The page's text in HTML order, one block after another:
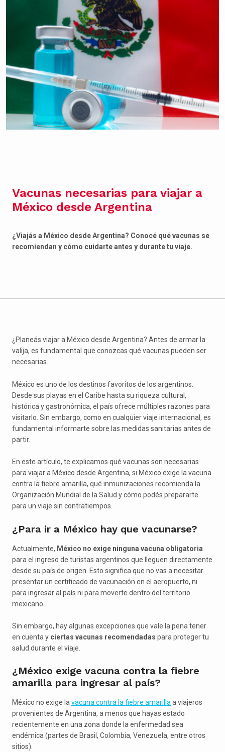
Vacunas necesarias para viajar a
México desde Argentina
¿Viajás a México desde Argentina? Conocé qué vacunas se
recomiendan y cómo cuidarte antes y durante tu viaje.
¿Planeás viajar a México desde Argentina? Antes de armar la
valija, es fundamental que conozcas qué vacunas pueden ser
necesarias.
México es uno de los destinos favoritos de los argentinos.
Desde sus playas en el Caribe hasta su riqueza cultural,
histórica y gastronómica, el país ofrece múltiples razones para
visitarlo. Sin embargo, como en cualquier viaje internacional, es
fundamental informarte sobre las medidas sanitarias antes de
partir.
En este artículo, te explicamos qué vacunas son necesarias
para viajar a México desde Argentina, si México exige la vacuna
contra la fiebre amarilla, qué inmunizaciones recomienda la
Organización Mundial de la Salud y cómo podés prepararte
para un viaje sin contratiempos.
¿Para ir a México hay que vacunarse?
Actualmente, México no exige ninguna vacuna obligatoria
para el ingreso de turistas argentinos que lleguen directamente
desde su país de origen. Esto significa que no vas a necesitar
presentar un certificado de vacunación en el aeropuerto, ni
para ingresar al país ni para moverte dentro del territorio
mexicano.
Sin embargo, hay algunas excepciones que vale la pena tener
en cuenta y ciertas vacunas recomendadas para proteger tu
salud durante el viaje.
¿México exige vacuna contra la fiebre
amarilla para ingresar al país?
México no exige lavacuna contra la fiebre amarillaa viajeros
provenientes de Argentina, a menos que hayas estado
recientemente en una zona donde la enfermedad sea
endémica (partes de Brasil, Colombia, Venezuela, entre otros
sitios).